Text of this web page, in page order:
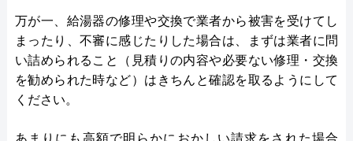
万が一、給湯器の修理や交換で業者から被害を受けてし
まったり、不審に感じたりした場合は、まずは業者に問
い詰められること（見積りの内容や必要ない修理・交換
を勧められた時など）はきちんと確認を取るようにして
ください。